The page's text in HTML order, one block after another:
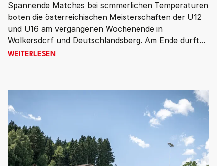
Spannende Matches bei sommerlichen Temperaturen
boten die österreichischen Meisterschaften der U12
und U16 am vergangenen Wochenende in
Wolkersdorf und Deutschlandsberg. Am Ende durften
sich die DSG SU Hirschbach (U12 weiblich), die Union
WEITERLESENÖSTERREICHISCHE MEISTERSCHAFTEN U12 & U16: